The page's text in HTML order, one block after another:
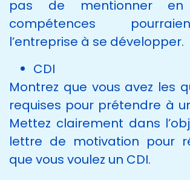
pas de mentionner
compétences
l’entreprise à se développer.
CDI
Montrez que vous avez les
requises pour prétendre à
Mettez clairement dans
lettre de motivation pour
que vous voulez un CDI.